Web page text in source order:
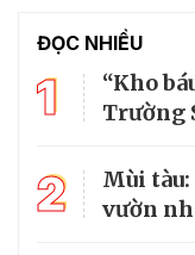
ĐỌC NHIỀU
1
“Kho
Trường
2
Mùi
vườn